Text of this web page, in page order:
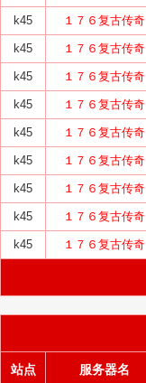
k45 １７６复古传奇
k45 １７６复古传奇
k45 １７６复古传奇
k45 １７６复古传奇
k45 １７６复古传奇
k45 １７６复古传奇
k45 １７６复古传奇
k45 １７６复古传奇
k45 １７６复古传奇
站点 服务器名